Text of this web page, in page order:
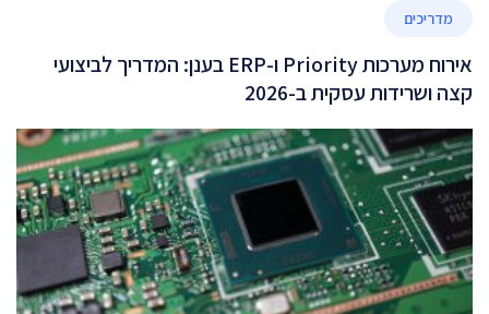
מדריכים
אירוח מערכות Priority ו-ERP בענן: המדריך לביצועי
קצה ושרידות עסקית ב-2026